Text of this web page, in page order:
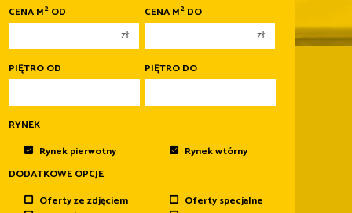
4
6
CENA M2 OD
zł
CENA M2DO
zł
PIĘTRO OD PIĘTRO DO
RYNEK
Rynek pierwotny
Rynek wtórny
DODATKOWE OPCJE
Oferty ze zdjęciem
Oferty specjalne
Domyna sprzedaż
Hale
na sprzedaż
Obiekty
na sprzedaż